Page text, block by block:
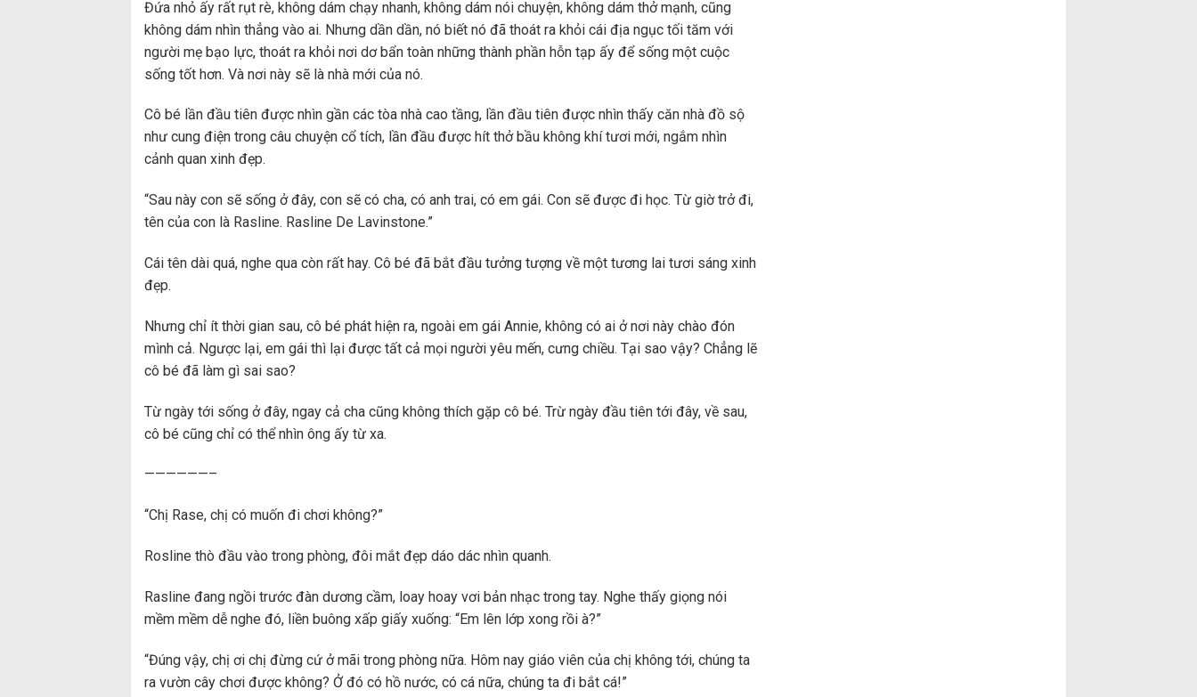
Đứa nhỏ ấy rất rụt rè, không dám chạy nhanh, không dám nói chuyện, không dám thở mạnh, cũng
không dám nhìn thẳng vào ai. Nhưng dần dần, nó biết nó đã thoát ra khỏi cái địa ngục tối tăm với
người mẹ bạo lực, thoát ra khỏi nơi dơ bẩn toàn những thành phần hỗn tạp ấy để sống một cuộc
sống tốt hơn. Và nơi này sẽ là nhà mới của nó.
Cô bé lần đầu tiên được nhìn gần các tòa nhà cao tầng, lần đầu tiên được nhìn thấy căn nhà đồ sộ
như cung điện trong câu chuyện cổ tích, lần đầu được hít thở bầu không khí tươi mới, ngắm nhìn
cảnh quan xinh đẹp.
“Sau này con sẽ sống ở đây, con sẽ có cha, có anh trai, có em gái. Con sẽ được đi học. Từ giờ trở đi,
tên của con là Rasline. Rasline De Lavinstone.”
Cái tên dài quá, nghe qua còn rất hay. Cô bé đã bắt đầu tưởng tượng về một tương lai tươi sáng xinh
đẹp.
Nhưng chỉ ít thời gian sau, cô bé phát hiện ra, ngoài em gái Annie, không có ai ở nơi này chào đón
mình cả. Ngược lại, em gái thì lại được tất cả mọi người yêu mến, cưng chiều. Tại sao vậy? Chẳng lẽ
cô bé đã làm gì sai sao?
Từ ngày tới sống ở đây, ngay cả cha cũng không thích gặp cô bé. Trừ ngày đầu tiên tới đây, về sau,
cô bé cũng chỉ có thể nhìn ông ấy từ xa.
——————–
“Chị Rase, chị có muốn đi chơi không?”
Rosline thò đầu vào trong phòng, đôi mắt đẹp dáo dác nhìn quanh.
Rasline đang ngồi trước đàn dương cầm, loay hoay vơi bản nhạc trong tay. Nghe thấy giọng nói
mềm mềm dễ nghe đó, liền buông xấp giấy xuống: “Em lên lớp xong rồi à?”
“Đúng vậy, chị ơi chị đừng cứ ở mãi trong phòng nữa. Hôm nay giáo viên của chị không tới, chúng ta
ra vườn cây chơi được không? Ở đó có hồ nước, có cá nữa, chúng ta đi bắt cá!”